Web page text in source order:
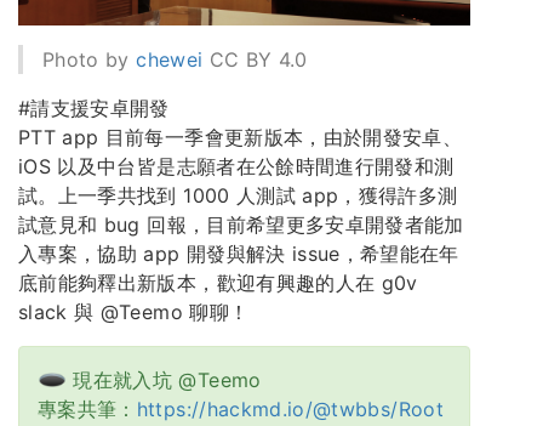
Photo bychewei CC BY 4.0
#請支援安卓開發
PTT app 目前每一季會更新版本，由於開發安卓、
iOS 以及中台皆是志願者在公餘時間進行開發和測
試。上一季共找到 1000 人測試 app，獲得許多測
試意見和 bug 回報，目前希望更多安卓開發者能加
入專案，協助 app 開發與解決 issue，希望能在年
底前能夠釋出新版本，歡迎有興趣的人在 g0v
slack 與 @Teemo 聊聊！
現在就入坑 @Teemo
專案共筆： https://hackmd.io/@twbbs/Root